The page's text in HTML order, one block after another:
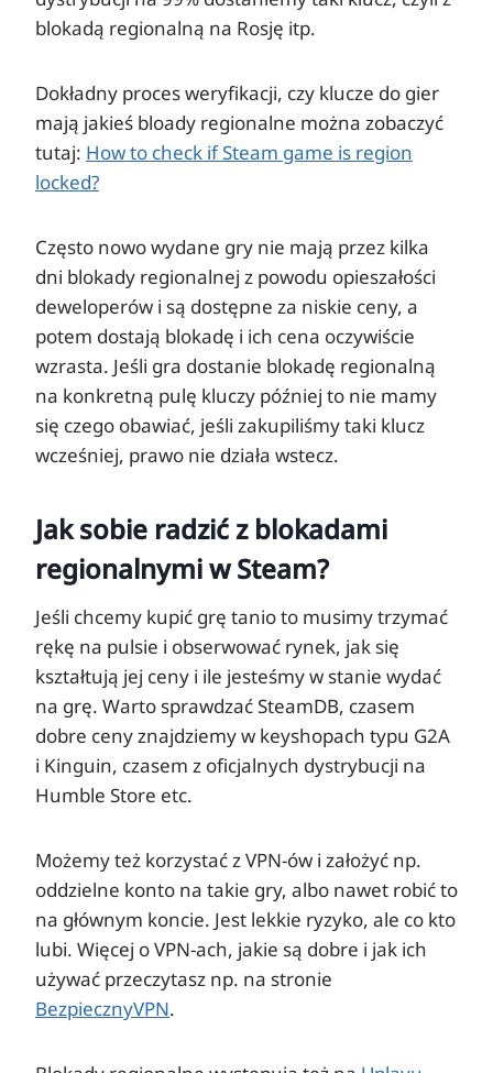
blokadą regionalną na Rosję itp.
Dokładny proces weryfikacji, czy klucze do gier
mają jakieś bloady regionalne można zobaczyć
tutaj: How to check if Steam game is region
locked?
Często nowo wydane gry nie mają przez kilka
dni blokady regionalnej z powodu opieszałości
deweloperów i są dostępne za niskie ceny, a
potem dostają blokadę i ich cena oczywiście
wzrasta. Jeśli gra dostanie blokadę regionalną
na konkretną pulę kluczy później to nie mamy
się czego obawiać, jeśli zakupiliśmy taki klucz
wcześniej, prawo nie działa wstecz.
Jak sobie radzić z blokadami
regionalnymi w Steam?
Jeśli chcemy kupić grę tanio to musimy trzymać
rękę na pulsie i obserwować rynek, jak się
kształtują jej ceny i ile jesteśmy w stanie wydać
na grę. Warto sprawdzać SteamDB, czasem
dobre ceny znajdziemy w keyshopach typu G2A
i Kinguin, czasem z oficjalnych dystrybucji na
Humble Store etc.
Możemy też korzystać z VPN-ów i założyć np.
oddzielne konto na takie gry, albo nawet robić to
na głównym koncie. Jest lekkie ryzyko, ale co kto
lubi. Więcej o VPN-ach, jakie są dobre i jak ich
używać przeczytasz np. na stronie
BezpiecznyVPN.